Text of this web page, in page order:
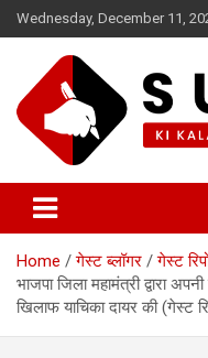
Skip
to
Wednesday, December 11,
सूफी की कलम
Home गेस्ट ब्लॉगर
गेस्ट
भाजपा जिला महामंत्री द्वारा
खिलाफ याचिका दायर की (गेस्ट